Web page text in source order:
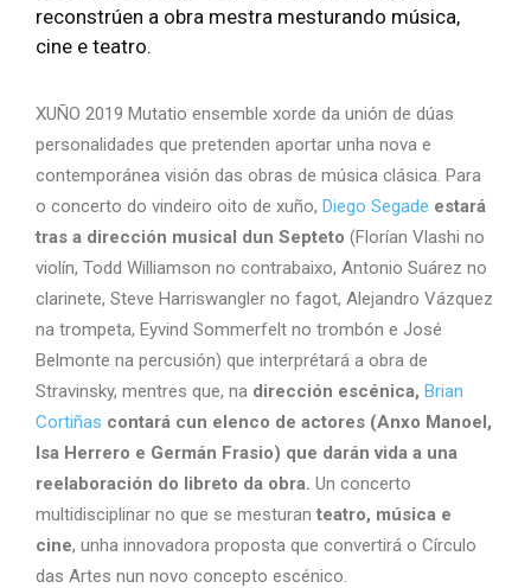
reconstrúen a obra mestra mesturando música,
cine e teatro.
XUÑO 2019 Mutatio ensemble xorde da unión de dúas
personalidades que pretenden aportar unha nova e
contemporánea visión das obras de música clásica. Para
o concerto do vindeiro oito de xuño, Diego Segade estará
tras a dirección musical dun Septeto (Florían Vlashi no
violín, Todd Williamson no contrabaixo, Antonio Suárez no
clarinete, Steve Harriswangler no fagot, Alejandro Vázquez
na trompeta, Eyvind Sommerfelt no trombón e José
Belmonte na percusión) que interprétará a obra de
Stravinsky, mentres que, na dirección escénica, Brian
Cortiñas contará cun elenco de actores (Anxo Manoel,
Isa Herrero e Germán Frasio) que darán vida a una
reelaboración do libreto da obra. Un concerto
multidisciplinar no que se mesturan teatro, música e
cine, unha innovadora proposta que convertirá o Círculo
das Artes nun novo concepto escénico.